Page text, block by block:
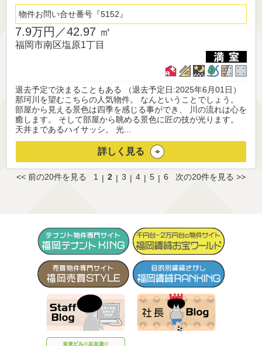
物件お問い合せ番号 5152
7.9万円／42.97 ㎡
福岡市南区塩原1丁目
退去予定で決まることもある （退去予定日:2025年6月01日）
那珂川を望むこちらの人気物件。 なんということでしょう。
部屋から見える景色は四季を感じる事ができ、 川の流れは心を
癒します。 そして部屋から眺める景色に匠の技が光ります。
天井まであるハイサッシ。 光...
詳しく見る
<< 前の20件を見る 1 | 2 | 3 | 4 | 5 | 6 次の20件を見る >>